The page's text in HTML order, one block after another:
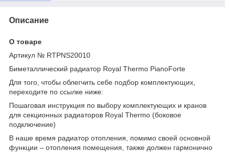
Описание
О товаре
Артикул № RTPNS20010
Биметаллический радиатор Royal Thermo PianoForte
Для того, чтобы облегчить себе подбор комплектующих,
переходите по ссылке ниже:
Пошаговая инструкция по выбору комплектующих и кранов
для секционных радиаторов Royal Thermo (боковое
подключение)
В наше время радиатор отопления, помимо своей основной
функции – отопления помещения, также должен гармонично